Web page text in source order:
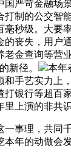
严苛金融场景
打制的公交智
毫秒级。大要
的丧失，用户
老金查询等营
新径。
本年
和手艺实力上
打银行等超百
上演的非共识
事理，共同千
年的动做会发